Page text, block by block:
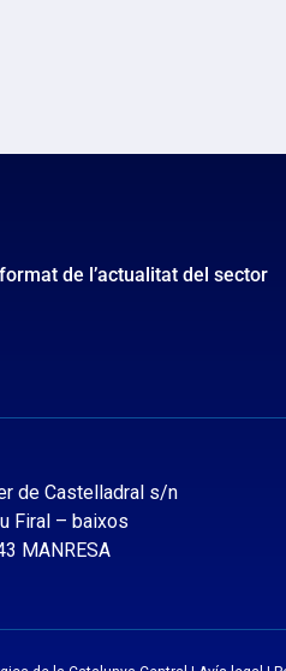
de l’actualitat del sector
de Castelladral s/n
Firal – baixos
MANRESA